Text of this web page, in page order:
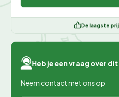
De laagste
Heb je een vraag over
Neem contact met ons op